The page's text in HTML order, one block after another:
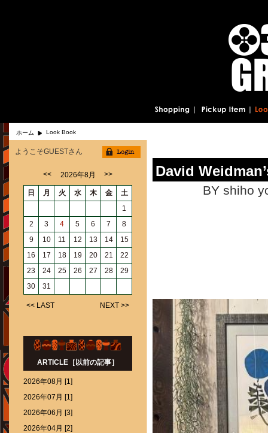
ホーム Look Book
David
BY shiho
ようこそGUESTさん
<< 2026年8月 >>
日 月 火 水 木 金
土
1
2
3 4 5 6 7
8
9
10 11 12 13 14
15
16
17 18 19 20 21
22
23
24 25 26 27 28
29
30
31
<< LAST NEXT >>
ARTICLE［以前の記事］
2026年08月 [1]
2026年07月 [1]
2026年06月 [3]
2026年04月 [2]